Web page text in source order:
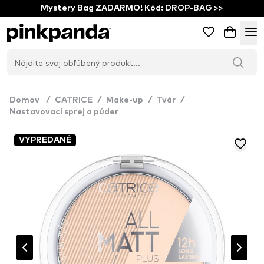
Mystery Bag ZADARMO! Kód: DROP-BAG >>
Domov / CATRICE / Make-up / Tvár /
Nastavovací sprej a púder
VYPREDANÉ